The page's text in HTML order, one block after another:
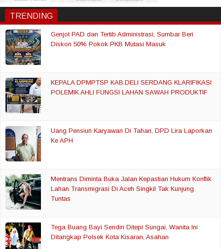
TRENDING
Genjot PAD dan Tertib Administrasi, Sumbar Beri
Diskon 50% Pokok PKB Mutasi Masuk
KEPALA DPMPTSP KAB.DELI SERDANG KLARIFIKASI
POLEMIK AHLI FUNGSI LAHAN SAWAH PRODUKTIF
Uang Pensiun Karyawan Di Tahan, DPD Lira Laporkan
Ke APH
Mentrans Diminta Buka Jalan Kepastian Hukum Konflik
Lahan Transmigrasi Di Aceh Singkil Tak Kunjung
Tuntas
Tega Buang Bayi Sendiri Ditepi Sungai, Wanita Ini
Ditangkap Polsek Kota Kisaran, Asahan